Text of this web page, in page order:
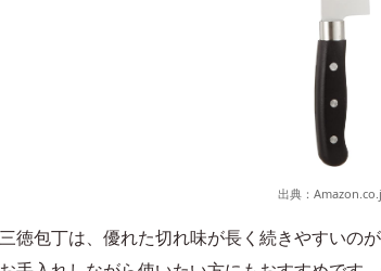
出典：
徳包丁は、優れた切れ味が長く続きやすいの